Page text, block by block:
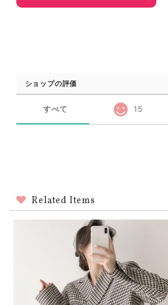
ショップの評価
すべて 15
Related Items